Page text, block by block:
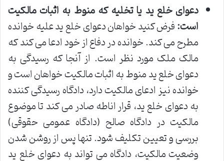
دعوای خلع ید یا تخلیه که منوط به اثبات مالکیت
است:فرض کنید خواهان دعوای خلع ید علیه خوانده
مطرح می کند. خوانده در دفاع از خود ادعا می کند که
مالک ملک مورد نظر است. از آنجا که رسیدگی به
دعوای خلع ید منوط به اثبات مالکیت خواهان است و
خوانده نیز ادعای مالکیت دارد، دادگاه رسیدگی کننده
به دعوای خلع ید، قرار اناطه صادر می کند تا موضوع
مالکیت در دادگاه صالح (دادگاه عمومی حقوقی)
بررسی و تعیین تکلیف شود. تنها پس از روشن شدن
وضعیت مالکیت، دادگاه می تواند به دعوای خلع ید